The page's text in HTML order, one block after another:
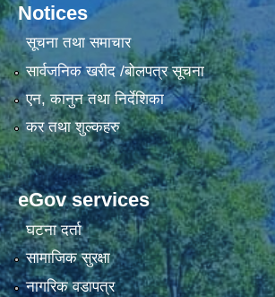
Notices
सूचना तथा समाचार
सार्वजनिक खरीद /बोलपत्र सूचना
एन, कानुन तथा निर्देशिका
कर तथा शुल्कहरु
eGov services
घटना दर्ता
सामाजिक सुरक्षा
नागरिक वडापत्र